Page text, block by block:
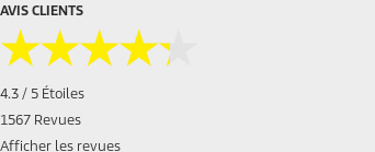
AVIS CLIENTS
★★★★★
★★★★★
4.3 / 5 Étoiles
1567 Revues
Afficher les revues